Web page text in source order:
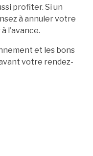
profiter. Si un
à annuler votre
l’avance.
et les bons
votre rendez-